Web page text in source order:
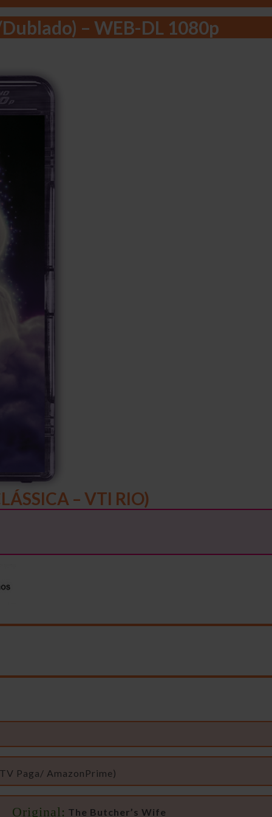
– WEB-DL 1080p
– VTI RIO)
Paga/ AmazonPrime)
Original: The Butcher’s Wife